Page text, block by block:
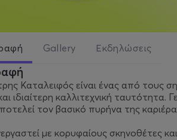
Gallery Εκδηλώσεις
Καταλειφός είναι ένας από τους
ιδιαίτερη καλλιτεχνική
τον βασικό πυρήνα της
με κορυφαίους σκηνοθέτες